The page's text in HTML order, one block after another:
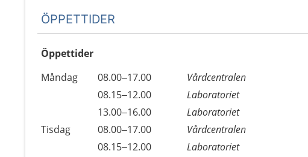
ÖPPETTIDER
Öppettider
Dag
Öppettider
Kommentarer
Måndag 08.00–17.00
Vårdcentralen
08.15–12.00
Laboratoriet
13.00–16.00
Laboratoriet
Tisdag
08.00–17.00
Vårdcentralen
08.15–12.00
Laboratoriet